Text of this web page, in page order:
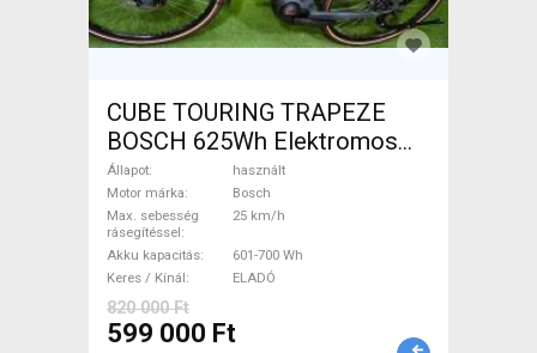
CUBE TOURING TRAPEZE
BOSCH 625Wh Elektromos
Trekking/cross 25 km/h
Bosch 601-700 Wh használt
ELADÓ
Állapot
használt
Motor márka
Bosch
Max. sebesség
rásegítéssel
25 km/h
Akku kapacitás
601-700 Wh
Keres / Kínál
ELADÓ
820 000 Ft
599 000 Ft